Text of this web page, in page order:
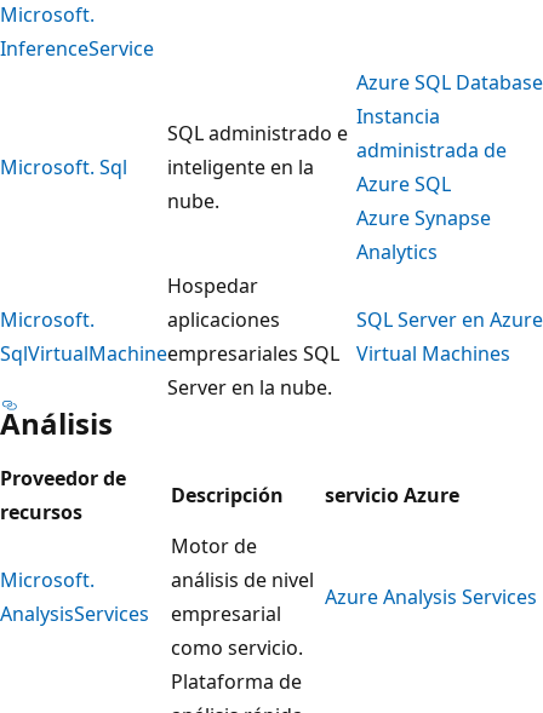
Microsoft.
InferenceService
Microsoft. Sql
SQL administrado e
inteligente en la
nube.
Azure SQL Database
Instancia
administrada de
Azure SQL
Azure Synapse
Analytics
Microsoft.
SqlVirtualMachine
Hospedar
aplicaciones
empresariales SQL
Server en la nube.
SQL Server en Azure
Virtual Machines
Análisis
Proveedor de
recursos
Descripción servicio Azure
Microsoft.
AnalysisServices
Motor de
análisis de nivel
empresarial
como servicio.
Azure Analysis Services
Plataforma de